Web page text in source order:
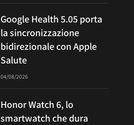
Google Health 5.05 porta
la sincronizzazione
bidirezionale con Apple
Salute
04/08/2026
Honor Watch 6, lo
smartwatch che dura